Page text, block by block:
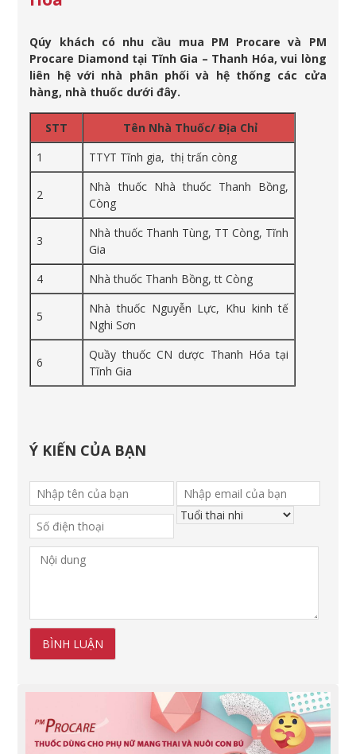
Qúy khách có nhu cầu mua PM Procare và PM
Procare Diamond tại Tĩnh Gia – Thanh Hóa, vui lòng
liên hệ với nhà phân phối và hệ thống các cửa
hàng, nhà thuốc dưới đây.
STT
Tên Nhà Thuốc/ Địa Chỉ
1
TTYT Tĩnh gia, thị trấn còng
2
Nhà thuốc Nhà thuốc Thanh Bồng,
Còng
3
Nhà thuốc Thanh Tùng, TT Còng, Tĩnh
Gia
4
Nhà thuốc Thanh Bồng, tt Còng
5
Nhà thuốc Nguyễn Lực, Khu kinh tế
Nghi Sơn
6
Quầy thuốc CN dược Thanh Hóa tại
Tĩnh Gia
Ý KIẾN CỦA BẠN